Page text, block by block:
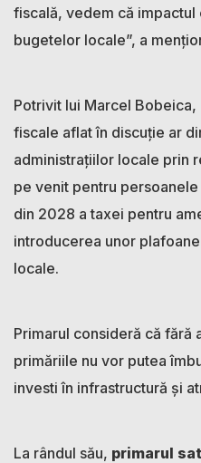
fiscală, vedem că impactul
bugetelor locale”, a
Potrivit lui Marcel
fiscale aflat în discuție ar
administrațiilor locale prin
pe venit pentru
din 2028 a taxei pentru
introducerea unor
locale.
Primarul consideră că fără
primăriile nu vor putea
investi în infrastructură și
La rândul său, primarul